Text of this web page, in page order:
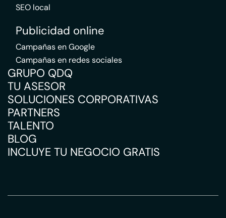
SEO local
Publicidad online
Campañas en Google
Campañas en redes sociales
GRUPO QDQ
TU ASESOR
SOLUCIONES CORPORATIVAS
PARTNERS
TALENTO
BLOG
INCLUYE TU NEGOCIO GRATIS